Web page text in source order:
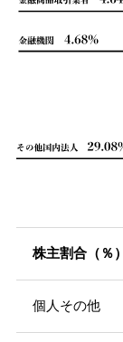
株主割合（％）
個人その他